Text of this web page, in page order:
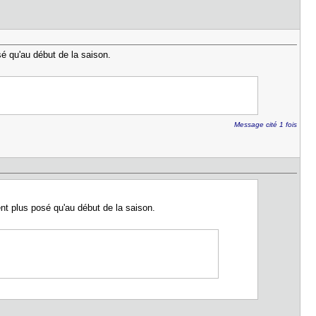
qu'au début de la saison.
Message cité 1 fois
plus posé qu'au début de la saison.